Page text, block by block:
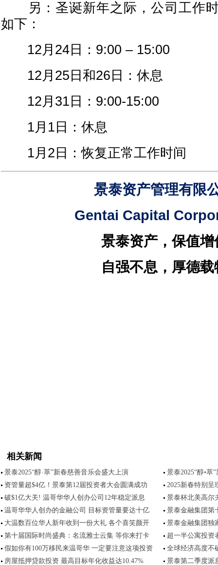
另：圣诞新年之际，公司工作时
如下：
12月24日：9:00 – 15:00
12月25日和26日：休息
12月31日：9:00-15:00
1月1日：休息
1月2日：恢复正常工作时间
景泰资产管理有限
Gentai Capital
景泰资产，保值增
自强不息，厚德载
相关新闻
景泰2025“醇·萃”新春慈善音乐会盛大上演
景泰2025“醇•萃
资管量超$4亿！景泰第12届投资者大会圆满成功
2025新春特别呈
破$1亿大关! 温哥华华人创办公司12年稳定派息
景泰杯北美高尔
温哥华华人创办的金融公司 目标资管量要达十亿
景泰金融集团第
大温数百位华人新年收到一份大礼 各个喜笑颜开
景泰金融集团独
第十届国际时尚盛典：名流雅士云集 等你来打卡
超一半公寓投资
假如你有100万移民来温哥华 一定要注意这项投资
全球经济高度不
房屋抵押贷款投资 最高目标年化收益达10.47%
景泰第二季度派